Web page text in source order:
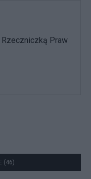
Praw
(46)